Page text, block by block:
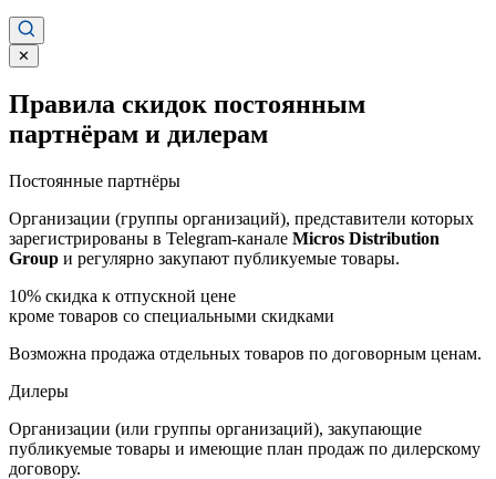
✕
Правила скидок постоянным
партнёрам и дилерам
Постоянные партнёры
Организации (группы организаций), представители которых
зарегистрированы в Telegram-канале Micros Distribution
Group и регулярно закупают публикуемые товары.
10% скидка к отпускной цене
кроме товаров со специальными скидками
Возможна продажа отдельных товаров по договорным ценам.
Дилеры
Организации (или группы организаций), закупающие
публикуемые товары и имеющие план продаж по дилерскому
договору.